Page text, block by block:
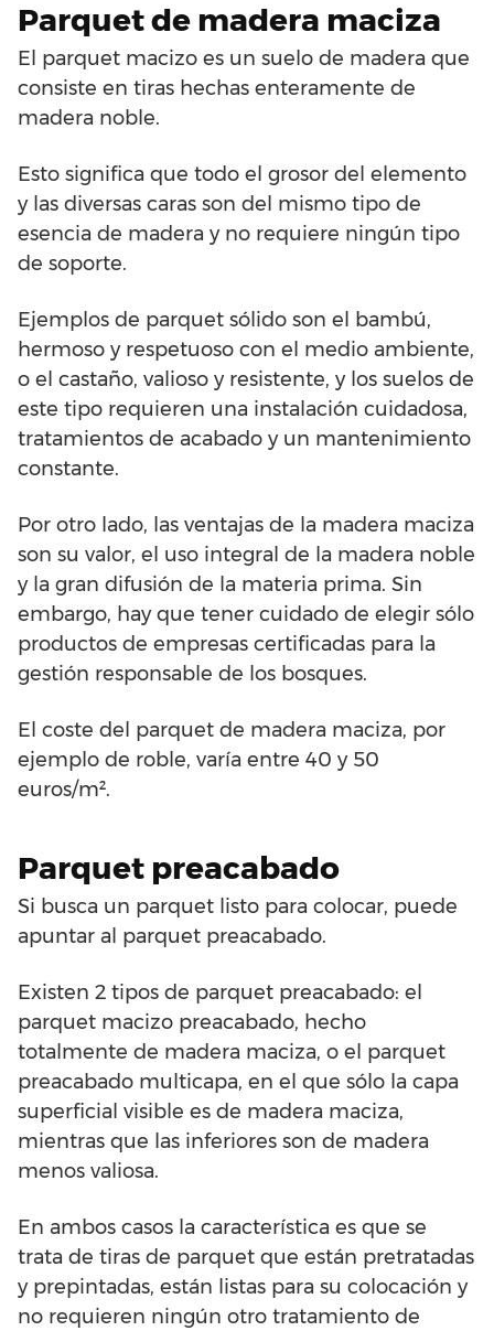
Parquet de madera maciza
El parquet macizo es un suelo de madera que
consiste en tiras hechas enteramente de
madera noble.
Esto significa que todo el grosor del elemento
y las diversas caras son del mismo tipo de
esencia de madera y no requiere ningún tipo
de soporte.
Ejemplos de parquet sólido son el bambú,
hermoso y respetuoso con el medio ambiente,
o el castaño, valioso y resistente, y los suelos de
este tipo requieren una instalación cuidadosa,
tratamientos de acabado y un mantenimiento
constante.
Por otro lado, las ventajas de la madera maciza
son su valor, el uso integral de la madera noble
y la gran difusión de la materia prima. Sin
embargo, hay que tener cuidado de elegir sólo
productos de empresas certificadas para la
gestión responsable de los bosques.
El coste del parquet de madera maciza, por
ejemplo de roble, varía entre 40 y 50
euros/m².
Parquet preacabado
Si busca un parquet listo para colocar, puede
apuntar al parquet preacabado.
Existen 2 tipos de parquet preacabado: el
parquet macizo preacabado, hecho
totalmente de madera maciza, o el parquet
preacabado multicapa, en el que sólo la capa
superficial visible es de madera maciza,
mientras que las inferiores son de madera
menos valiosa.
En ambos casos la característica es que se
trata de tiras de parquet que están pretratadas
y prepintadas, están listas para su colocación y
no requieren ningún otro tratamiento de